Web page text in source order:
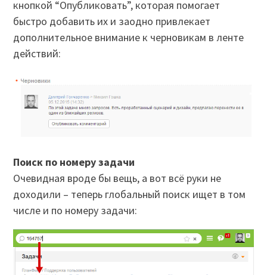
кнопкой “Опубликовать”, которая помогает
быстро добавить их и заодно привлекает
дополнительное внимание к черновикам в ленте
действий:
Поиск по номеру задачи
Очевидная вроде бы вещь, а вот всё руки не
доходили – теперь глобальный поиск ищет в том
числе и по номеру задачи: